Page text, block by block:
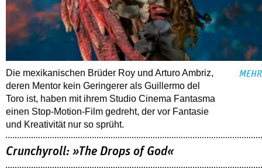
Die mexikanischen Brüder Roy und Arturo Ambriz,
deren Mentor kein Geringerer als Guillermo del
Toro ist, haben mit ihrem Studio Cinema Fantasma
einen Stop-Motion-Film gedreht, der vor Fantasie
und Kreativität nur so sprüht.
MEHR
Crunchyroll: »The Drops of God«